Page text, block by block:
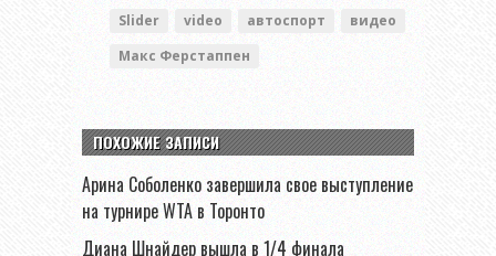
Slider
video автоспорт
видео
Макс Ферстаппен
ПОХОЖИЕ ЗАПИСИ
Арина Соболенко завершила свое выступление
на турнире WTA в Торонто
Диана Шнайдер вышла в 1/4 финала